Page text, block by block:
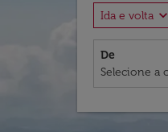
Ida e volta expand_more
De